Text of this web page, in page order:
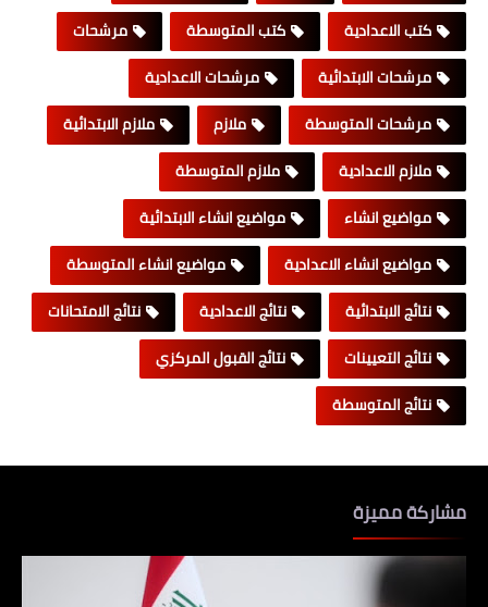
كتب الاعدادية
كتب المتوسطة
مرشحات
مرشحات الابتدائية
مرشحات الاعدادية
مرشحات المتوسطة
ملازم
ملازم الابتدائية
ملازم الاعدادية
ملازم المتوسطة
مواضيع انشاء
مواضيع انشاء الابتدائية
مواضيع انشاء الاعدادية
مواضيع انشاء المتوسطة
نتائج الابتدائية
نتائج الاعدادية
نتائج الامتحانات
نتائج التعيينات
نتائج القبول المركزي
نتائج المتوسطة
مشاركة مميزة